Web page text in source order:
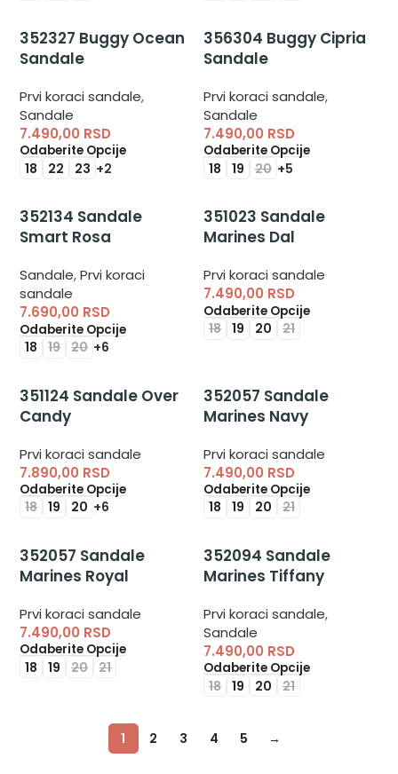
352327 Buggy Ocean
Sandale
Prvi koraci sandale,
Sandale
7.490,00 RSD
Odaberite Opcije
18 22 23 +2
356304 Buggy Cipria
Sandale
Prvi koraci sandale,
Sandale
7.490,00 RSD
Odaberite Opcije
18 19 20 +5
352134 Sandale
Smart Rosa
Sandale, Prvi koraci
sandale
7.690,00 RSD
Odaberite Opcije
18 19 20 +6
351023 Sandale
Marines Dal
Prvi koraci sandale
7.490,00 RSD
Odaberite Opcije
18 19 20 21
351124 Sandale Over
Candy
Prvi koraci sandale
7.890,00 RSD
Odaberite Opcije
18 19 20 +6
352057 Sandale
Marines Navy
Prvi koraci sandale
7.490,00 RSD
Odaberite Opcije
18 19 20 21
352057 Sandale
Marines Royal
Prvi koraci sandale
7.490,00 RSD
Odaberite Opcije
18 19 20 21
352094 Sandale
Marines Tiffany
Prvi koraci sandale,
Sandale
7.490,00 RSD
Odaberite Opcije
18 19 20 21
1 2 3 4 5 →